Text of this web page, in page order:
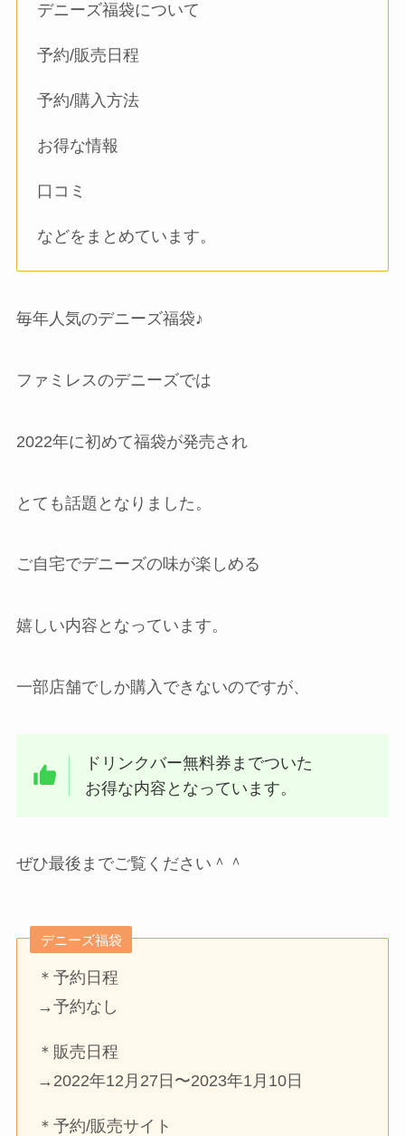
デニーズ福袋について
予約/販売日程
予約/購入方法
お得な情報
口コミ
などをまとめています。
毎年人気のデニーズ福袋♪
ファミレスのデニーズでは
2022年に初めて福袋が発売され
とても話題となりました。
ご自宅でデニーズの味が楽しめる
嬉しい内容となっています。
一部店舗でしか購入できないのですが、
ドリンクバー無料券までついた
お得な内容となっています。
ぜひ最後までご覧ください＾＾
デニーズ福袋
＊予約日程
→予約なし
＊販売日程
→2022年12月27日〜2023年1月10日
＊予約/販売サイト